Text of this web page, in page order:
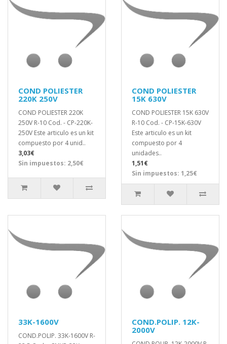
COND POLIESTER
220K 250V
COND POLIESTER 220K
250V R-10 Cod. - CP-220K-
250V Este articulo es un kit
compuesto por 4 unid..
3,03€
Sin impuestos: 2,50€
COND POLIESTER
15K 630V
COND POLIESTER 15K 630V
R-10 Cod. - CP-15K-630V
Este articulo es un kit
compuesto por 4
unidades..
1,51€
Sin impuestos: 1,25€
33K-1600V
COND.POLIP. 33K-1600V R-
COND.POLIP. 12K-
2000V